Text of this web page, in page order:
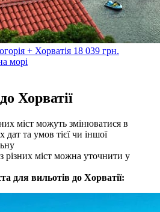
+ Хорватія 18 039 грн.
морі
Хорватії
міст можуть змінюватися в
дат та умов тієї чи іншої
різних міст можна уточнити у
для вильотів до Хорватії: